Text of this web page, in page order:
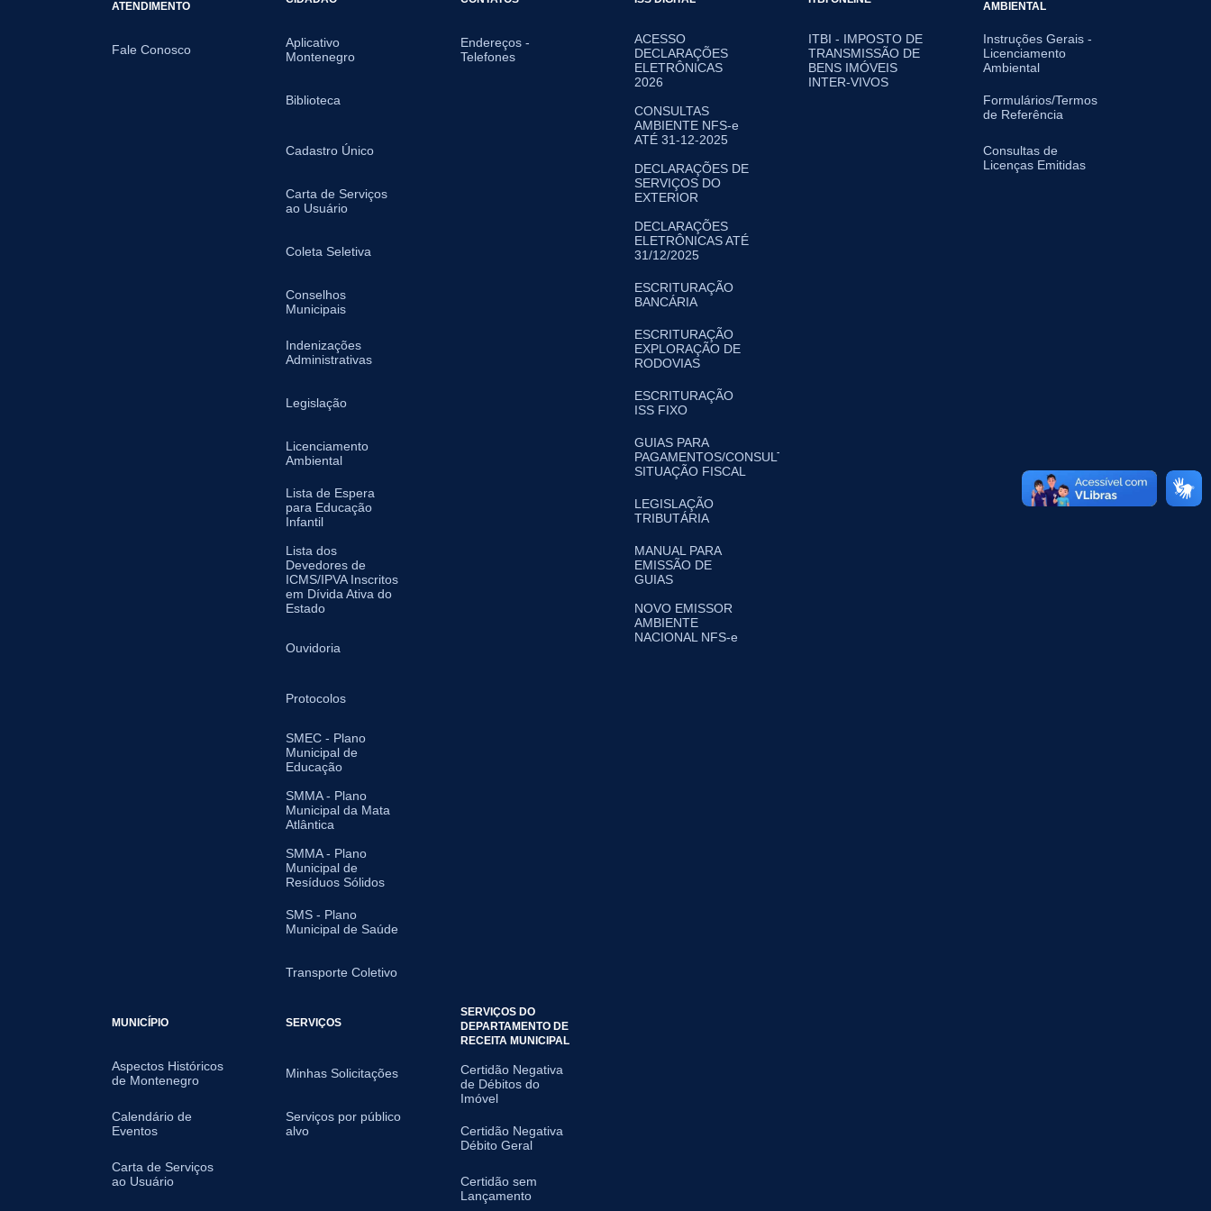
ATENDIMENTO
Fale Conosco
Aplicativo
Montenegro
Biblioteca
Cadastro Único
Carta de Serviços
ao Usuário
Coleta Seletiva
Conselhos
Municipais
Indenizações
Administrativas
Legislação
Licenciamento
Ambiental
Lista de Espera
para Educação
Infantil
Lista dos
Devedores de
ICMS/IPVA Inscritos
em Dívida Ativa do
Estado
Ouvidoria
Protocolos
SMEC - Plano
Municipal de
Educação
SMMA - Plano
Municipal da Mata
Atlântica
SMMA - Plano
Municipal de
Resíduos Sólidos
SMS - Plano
Municipal de Saúde
Transporte Coletivo
Endereços -
Telefones
ACESSO
DECLARAÇÕES
ELETRÔNICAS
2026
CONSULTAS
AMBIENTE NFS-e
ATÉ 31-12-2025
DECLARAÇÕES DE
SERVIÇOS DO
EXTERIOR
DECLARAÇÕES
ELETRÔNICAS ATÉ
31/12/2025
ESCRITURAÇÃO
BANCÁRIA
ESCRITURAÇÃO
EXPLORAÇÃO DE
RODOVIAS
ESCRITURAÇÃO
ISS FIXO
GUIAS PARA
PAGAMENTOS/CONSULTA
SITUAÇÃO FISCAL
LEGISLAÇÃO
TRIBUTÁRIA
MANUAL PARA
EMISSÃO DE
GUIAS
NOVO EMISSOR
AMBIENTE
NACIONAL NFS-e
ITBI - IMPOSTO DE
TRANSMISSÃO DE
BENS IMÓVEIS
INTER-VIVOS
AMBIENTAL
Instruções Gerais -
Licenciamento
Ambiental
Formulários/Termos
de Referência
Consultas de
Licenças Emitidas
MUNICÍPIO
Aspectos Históricos
de Montenegro
Calendário de
Eventos
Carta de Serviços
ao Usuário
SERVIÇOS
Minhas Solicitações
Serviços por público
alvo
SERVIÇOS DO
DEPARTAMENTO DE
RECEITA MUNICIPAL
Certidão Negativa
de Débitos do
Imóvel
Certidão Negativa
Débito Geral
Certidão sem
Lançamento